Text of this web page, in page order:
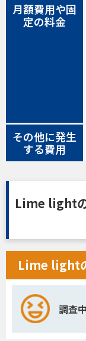
月額費用や固
定の料金
その他に発生
する費用
Lime light
Lime light
調査